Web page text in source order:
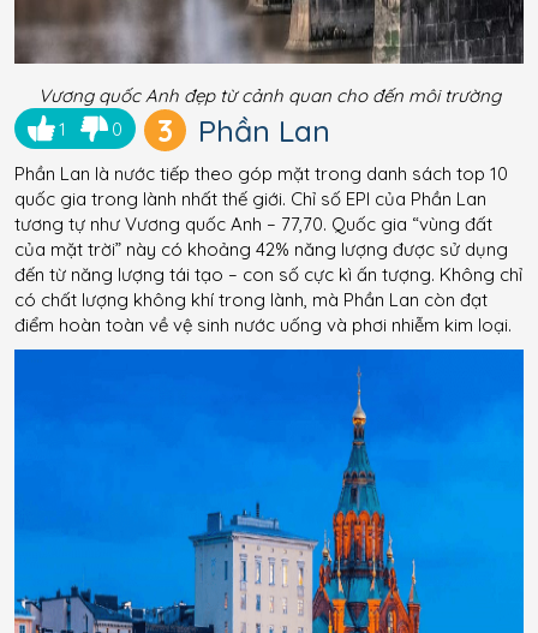
Vương quốc Anh đẹp từ cảnh quan cho đến môi trường
1
0 3 Phần Lan
Phần Lan là nước tiếp theo góp mặt trong danh sách top 10
quốc gia trong lành nhất thế giới. Chỉ số EPI của Phần Lan
tương tự như Vương quốc Anh – 77,70. Quốc gia “vùng đất
của mặt trời” này có khoảng 42% năng lượng được sử dụng
đến từ năng lượng tái tạo – con số cực kì ấn tượng. Không chỉ
có chất lượng không khí trong lành, mà Phần Lan còn đạt
điểm hoàn toàn về vệ sinh nước uống và phơi nhiễm kim loại.